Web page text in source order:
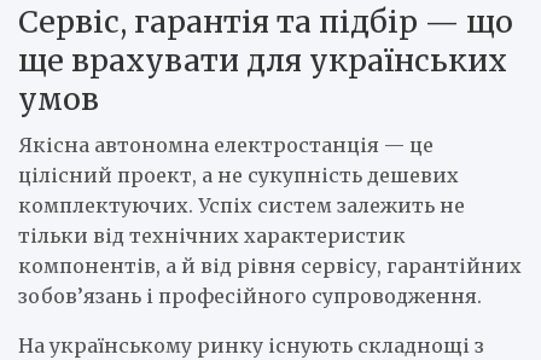
Сервіс, гарантія та підбір — що
ще врахувати для українських
умов
Якісна автономна електростанція — це
цілісний проект, а не сукупність дешевих
комплектуючих. Успіх систем залежить не
тільки від технічних характеристик
компонентів, а й від рівня сервісу, гарантійних
зобов’язань і професійного супроводження.
На українському ринку існують складнощі з